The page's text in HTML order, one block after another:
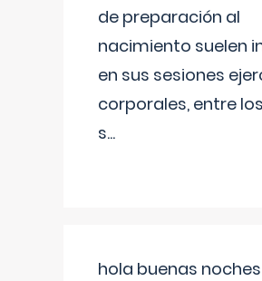
de preparación al
nacimiento suelen
en sus sesiones
corporales, entre
s...
hola buenas noches